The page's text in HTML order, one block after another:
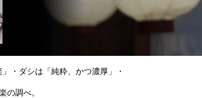
・ダシは「純粋、かつ濃厚」・
の調べ。